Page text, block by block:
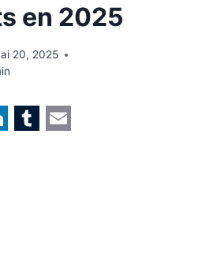
en 2025
20, 2025